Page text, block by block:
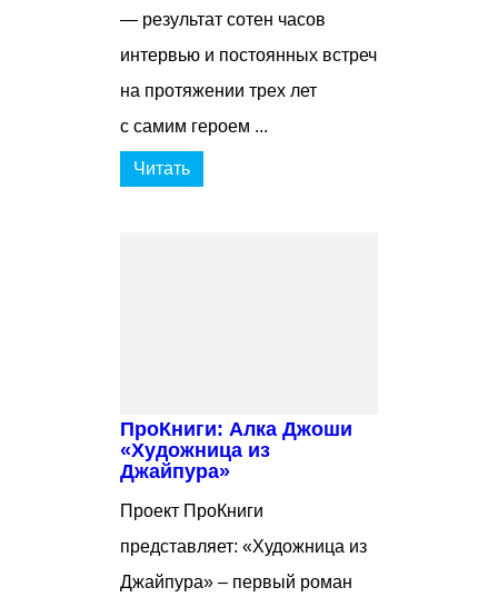
— результат сотен часов
интервью и постоянных встреч
на протяжении трех лет
с самим героем ...
Читать
ПроКниги: Алка Джоши
«Художница из
Джайпура»
Проект ПроКниги
представляет: «Художница из
Джайпура» – первый роман